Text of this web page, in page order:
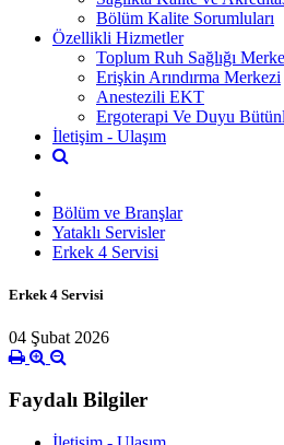
Bölüm Kalite Sorumluları
Özellikli Hizmetler
Toplum Ruh Sağlığı
Erişkin Arındırma Merkezi
Anestezili EKT
Ergoterapi Ve Duyu
İletişim - Ulaşım
Bölüm ve Branşlar
Yataklı Servisler
Erkek 4 Servisi
Erkek 4 Servisi
04 Şubat 2026
Faydalı Bilgiler